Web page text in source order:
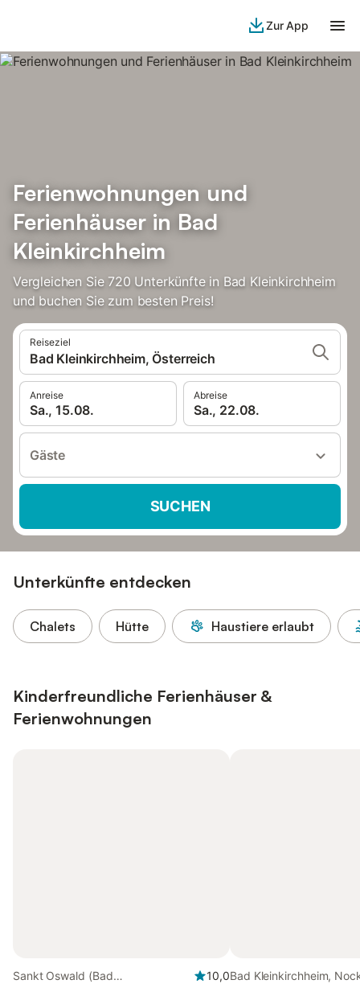
Zur App
Ferienwohnungen und
Ferienhäuser in Bad
Kleinkirchheim
Vergleichen Sie 720 Unterkünfte in Bad Kleinkirchheim
und buchen Sie zum besten Preis!
Reiseziel
Bad Kleinkirchheim, Österreich
Anreise
Sa., 15.08.
Abreise
Sa., 22.08.
Gäste
SUCHEN
Unterkünfte entdecken
Chalets Hütte Haustiere erlaubt
Kinderfreundliche Ferienhäuser &
Ferienwohnungen
Sankt Oswald (Bad
10,0Bad Kleinkirchheim,